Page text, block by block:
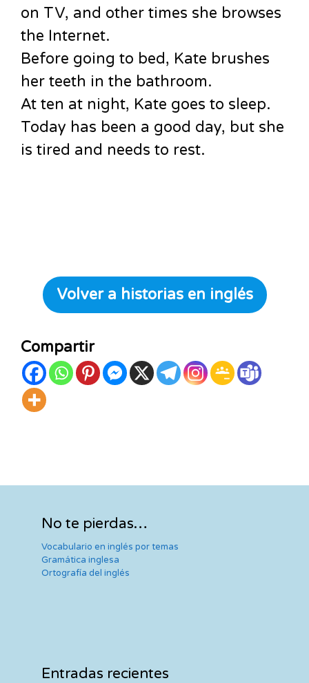
on TV, and other times she browses
the Internet.
Before going to bed, Kate brushes
her teeth in the bathroom.
At ten at night, Kate goes to sleep.
Today has been a good day, but she
is tired and needs to rest.
Volver a historias en inglés
Compartir
No te pierdas…
Vocabulario en inglés por temas
Gramática inglesa
Ortografía del inglés
Entradas recientes